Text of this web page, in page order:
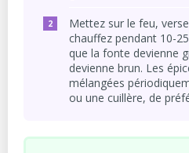
Mettez sur le feu,
chauffez pendant 10-
que la fonte devienne
devienne brun. Les
mélangées
ou une cuillère, de